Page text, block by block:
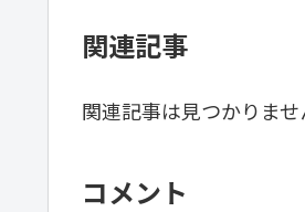
関連記事
関連記事は見つかりませ
コメント